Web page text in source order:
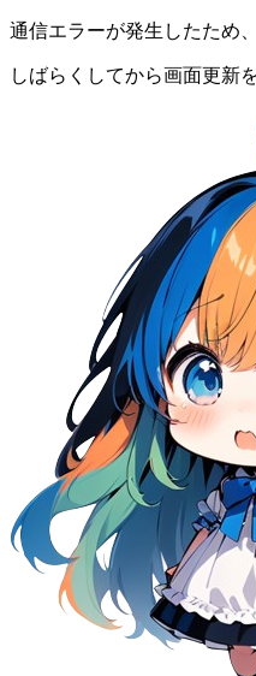
通信エラーが発生したため、
しばらくしてから画面更新